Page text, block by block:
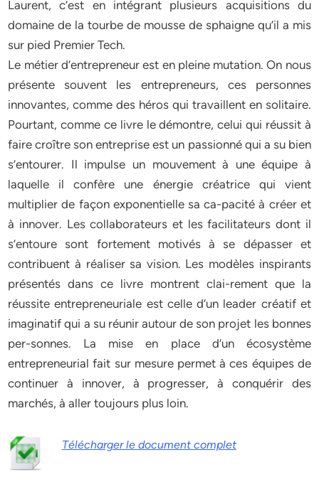
Laurent, c’est en intégrant plusieurs acquisitions du
domaine de la tourbe de mousse de sphaigne qu’il a mis
sur pied Premier Tech.
Le métier d’entrepreneur est en pleine mutation. On nous
présente souvent les entrepreneurs, ces personnes
innovantes, comme des héros qui travaillent en solitaire.
Pourtant, comme ce livre le démontre, celui qui réussit à
faire croître son entreprise est un passionné qui a su bien
s’entourer. Il impulse un mouvement à une équipe à
laquelle il confère une énergie créatrice qui vient
multiplier de façon exponentielle sa ca-pacité à créer et
à innover. Les collaborateurs et les facilitateurs dont il
s’entoure sont fortement motivés à se dépasser et
contribuent à réaliser sa vision. Les modèles inspirants
présentés dans ce livre montrent clai-rement que la
réussite entrepreneuriale est celle d’un leader créatif et
imaginatif qui a su réunir autour de son projet les bonnes
per-sonnes. La mise en place d’un écosystème
entrepreneurial fait sur mesure permet à ces équipes de
continuer à innover, à progresser, à conquérir des
marchés, à aller toujours plus loin.
Télécharger le document complet